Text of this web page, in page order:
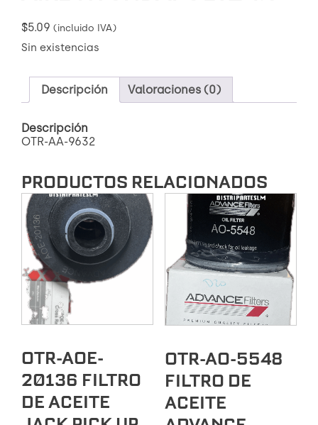
$5.09 (incluido IVA)
Sin existencias
Descripción Valoraciones (0)
Descripción
OTR-AA-9632
PRODUCTOS RELACIONADOS
OTR-AOE-
20136 FILTRO
DE ACEITE
OTR-AO-5548
FILTRO DE
ACEITE